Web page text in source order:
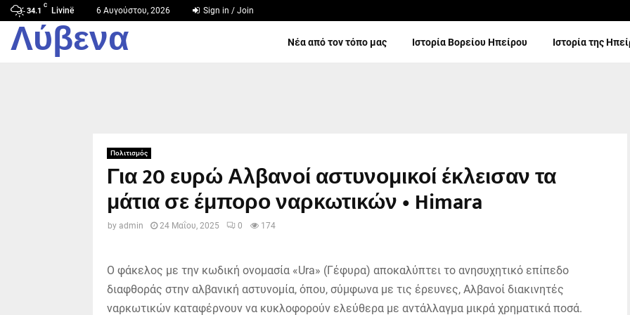
34.1
C
Livinë 6 Αυγούστου, 2026 Sign in / Join
Λύβενα Νέα από τον τόπο μας Ιστορία Βορείου Ηπείρου Ιστορία της
Πολιτισμός
Για 20 ευρώ Αλβανοί αστυνομικοί έκλεισαν τα
μάτια σε έμπορο ναρκωτικών • Himara
by admin 24 Μαΐου, 2025 0 174
Ο φάκελος με την κωδική ονομασία «Ura» (Γέφυρα) αποκαλύπτει το ανησυχητικό επίπεδο
διαφθοράς στην αλβανική αστυνομία, όπου, σύμφωνα με τις έρευνες, Αλβανοί διακινητές
ναρκωτικών καταφέρνουν να κυκλοφορούν ελεύθερα με αντάλλαγμα μικρά χρηματικά ποσά.